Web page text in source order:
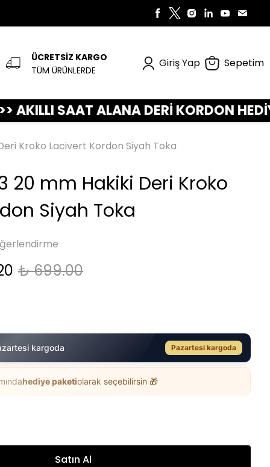
ÜCRETSİZ KARGO
TÜM ÜRÜNLERDE
Giriş Yap Sepetim
SAAT ALANA DERİ KORDON HEDİYE!
Kroko Lacivert Kordon Siyah Toka
20 mm Hakiki Deri Kroko
Siyah Toka
₺ 699.00
kargoda Pazartesi kargoda
hediye paketiolarak seçebilirsin 🎁
Satın Al